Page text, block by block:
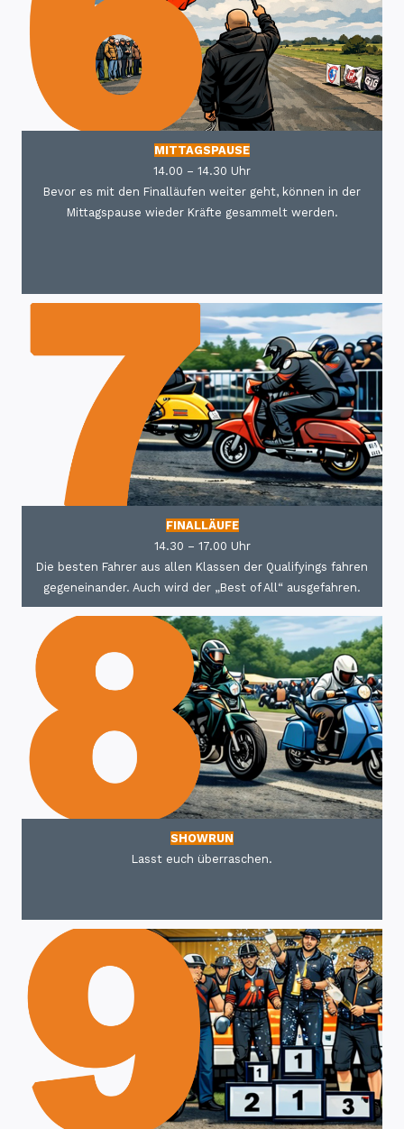
MITTAGSPAUSE
14.00 – 14.30 Uhr
Bevor es mit den Finalläufen weiter geht, können in der
Mittagspause wieder Kräfte gesammelt werden.
FINALLÄUFE
14.30 – 17.00 Uhr
Die besten Fahrer aus allen Klassen der Qualifyings fahren
gegeneinander. Auch wird der „Best of All“ ausgefahren.
SHOWRUN
Lasst euch überraschen.